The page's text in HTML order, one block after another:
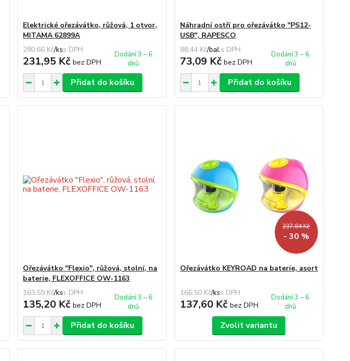
Elektrické ořezávátko, růžová, 1 otvor,
MITAMA 62899A
280,66 Kč/ks
231,95 Kčbez DPH
Dodání 3 – 6
dnů
Přidat do košíku
Náhradní ostří pro ořezávátko "PS12-
USB", RAPESCO
88,44 Kč/bal.
73,09 Kč bez DPH
Dodání 3 – 6
dnů
Přidat do košíku
Ořezávátko "Flexio", růžová, stolní, na
baterie, FLEXOFFICE OW-1163
163,59 Kč/ks
135,20 Kčbez DPH
Dodání 3 – 6
dnů
Přidat do košíku
237,84 Kč
- 30 %
Ořezávátko KEYROAD na baterie, asort
166,50 Kč/ks
137,60 Kč bez DPH
Dodání 3 – 6
dnů
Zvolit variantu